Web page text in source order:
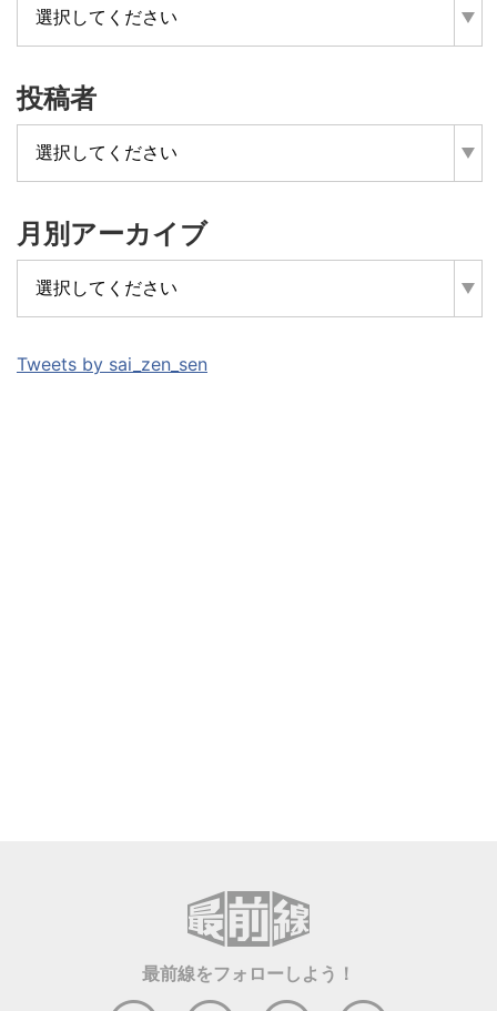
投稿者
月別アーカイブ
Tweets by sai_zen_sen
最前線をフォローしよう！